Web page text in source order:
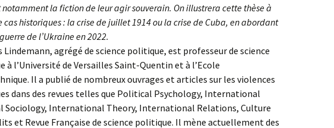
la fiction de leur agir souverain. On illustrera cette thèse à
historiques : la crise de juillet 1914 ou la crise de Cuba, en abordant
de l’Ukraine en 2022.
Lindemann, agrégé de science politique, est professeur de science
à l’Université de Versailles Saint-Quentin et à l’Ecole
Il a publié de nombreux ouvrages et articles sur les violences
dans des revues telles que Political Psychology, International
Sociology, International Theory, International Relations, Culture
et Revue Française de science politique. Il mène actuellement des